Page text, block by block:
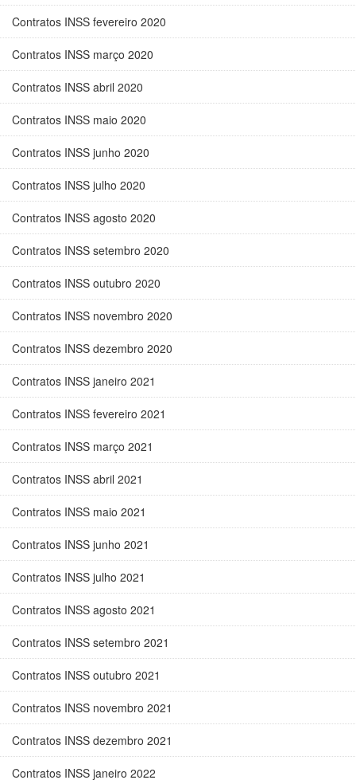
Contratos INSS fevereiro 2020
Contratos INSS março 2020
Contratos INSS abril 2020
Contratos INSS maio 2020
Contratos INSS junho 2020
Contratos INSS julho 2020
Contratos INSS agosto 2020
Contratos INSS setembro 2020
Contratos INSS outubro 2020
Contratos INSS novembro 2020
Contratos INSS dezembro 2020
Contratos INSS janeiro 2021
Contratos INSS fevereiro 2021
Contratos INSS março 2021
Contratos INSS abril 2021
Contratos INSS maio 2021
Contratos INSS junho 2021
Contratos INSS julho 2021
Contratos INSS agosto 2021
Contratos INSS setembro 2021
Contratos INSS outubro 2021
Contratos INSS novembro 2021
Contratos INSS dezembro 2021
Contratos INSS janeiro 2022